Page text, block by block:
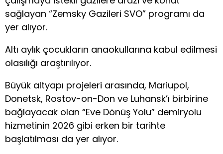
sağlayan “Zemsky Gazileri SVO” programı da
yer alıyor.
Altı aylık çocukların anaokullarına kabul edilmesi
olasılığı araştırılıyor.
Büyük altyapı projeleri arasında, Mariupol,
Donetsk, Rostov-on-Don ve Luhansk’ı birbirine
bağlayacak olan “Eve Dönüş Yolu” demiryolu
hizmetinin 2026 gibi erken bir tarihte
başlatılması da yer alıyor.